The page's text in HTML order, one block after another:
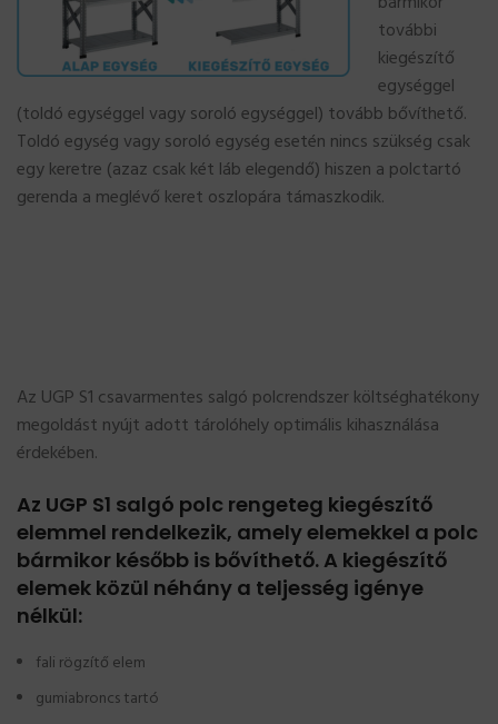
további
kiegészítő
egységgel
(toldó egységgel vagy soroló egységgel) tovább bővíthető.
Toldó egység vagy soroló egység esetén nincs szükség csak
egy keretre (azaz csak két láb elegendő) hiszen a polctartó
gerenda a meglévő keret oszlopára támaszkodik.
Az UGP S1 csavarmentes salgó polcrendszer költséghatékony
megoldást nyújt adott tárolóhely optimális kihasználása
érdekében.
Az UGP S1 salgó polc rengeteg kiegészítő
elemmel rendelkezik, amely elemekkel a polc
bármikor később is bővíthető. A kiegészítő
elemek közül néhány a teljesség igénye
nélkül:
fali rögzítő elem
gumiabroncs tartó